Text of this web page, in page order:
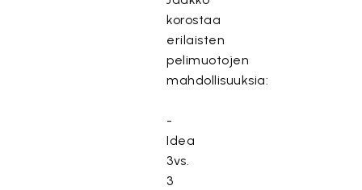
korostaa
erilaisten
pelimuotojen
mahdollisuuksia:
-
Idea
3vs.
3